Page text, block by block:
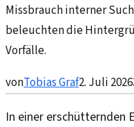
Missbrauch interner
beleuchten die
Vorfälle.
vonTobias Graf2. Juli 2026
In einer erschütternden